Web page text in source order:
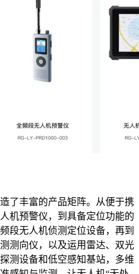
了丰富的产品矩阵。从便于携
机预警仪，到具备定位功能的
段无人机侦测定位设备，再到
测向仪，以及运用雷达、双光
测设备和低空感知基站，多维